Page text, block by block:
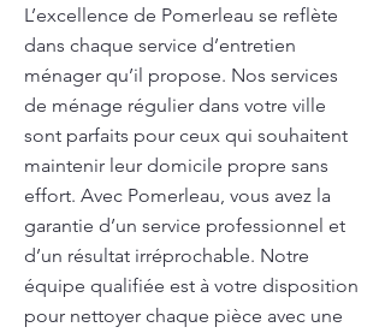
L’excellence de Pomerleau se reflète
dans chaque service d’entretien
ménager qu’il propose. Nos services
de ménage régulier dans votre ville
sont parfaits pour ceux qui souhaitent
maintenir leur domicile propre sans
effort. Avec Pomerleau, vous avez la
garantie d’un service professionnel et
d’un résultat irréprochable. Notre
équipe qualifiée est à votre disposition
pour nettoyer chaque pièce avec une